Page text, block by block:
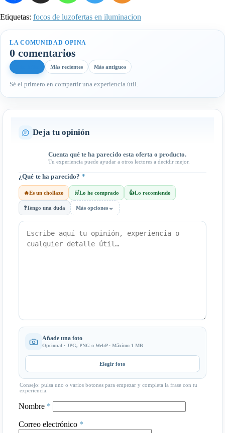
Etiquetas: focos de luzofertas en iluminacion
LA COMUNIDAD OPINA
0 comentarios
Más recientes Más antiguos
Sé el primero en compartir una experiencia útil.
Deja tu opinión
Cuenta qué te ha parecido esta oferta o producto.
Tu experiencia puede ayudar a otros lectores a decidir mejor.
¿Qué te ha parecido? *
🔥Es un chollazo 🛒Lo he comprado 👍Lo recomiendo
❓Tengo una duda Más opciones ⌄
Añade una foto
Opcional · JPG, PNG o WebP · Máximo 1 MB
Elegir foto
Consejo: pulsa uno o varios botones para empezar y completa la frase con tu
experiencia.
Nombre *
Correo electrónico *